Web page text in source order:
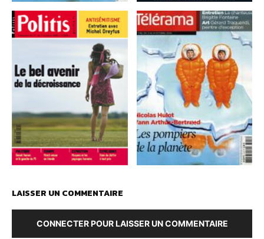
LAISSER UN COMMENTAIRE
CONNECTER POUR LAISSER UN COMMENTAIRE